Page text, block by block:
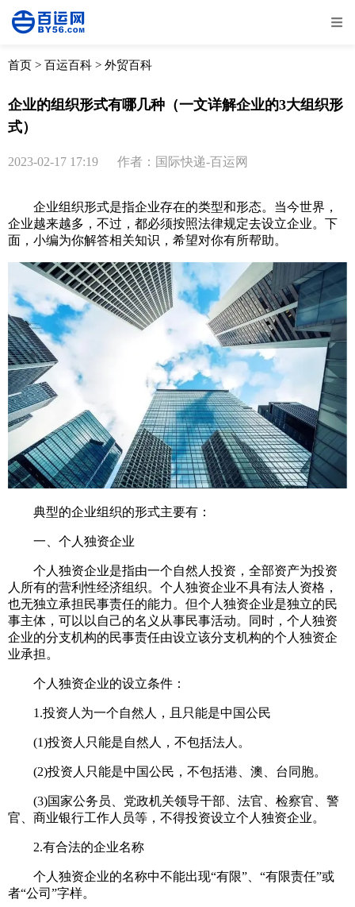
全部 物流资讯
首页 > 百运百科 > 外贸百科
企业的组织形式有哪几种（一文详解企业的3大组织形
式）
2023-02-17 17:19 作者：国际快递-百运网
企业组织形式是指企业存在的类型和形态。当今世界，
企业越来越多，不过，都必须按照法律规定去设立企业。下
面，小编为你解答相关知识，希望对你有所帮助。
典型的企业组织的形式主要有：
一、个人独资企业
个人独资企业是指由一个自然人投资，全部资产为投资
人所有的营利性经济组织。个人独资企业不具有法人资格，
也无独立承担民事责任的能力。但个人独资企业是独立的民
事主体，可以以自己的名义从事民事活动。同时，个人独资
企业的分支机构的民事责任由设立该分支机构的个人独资企
业承担。
个人独资企业的设立条件：
1.投资人为一个自然人，且只能是中国公民
(1)投资人只能是自然人，不包括法人。
(2)投资人只能是中国公民，不包括港、澳、台同胞。
(3)国家公务员、党政机关领导干部、法官、检察官、警
官、商业银行工作人员等，不得投资设立个人独资企业。
2.有合法的企业名称
个人独资企业的名称中不能出现“有限”、“有限责任”或
者“公司”字样。